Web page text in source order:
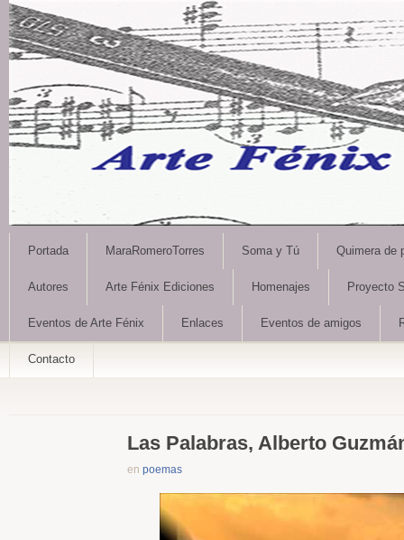
Portada MaraRomeroTorres Soma y Tú Quimera de
Autores Arte Fénix Ediciones Homenajes Proyecto
Eventos de Arte Fénix Enlaces Eventos de amigos
Contacto
Las Palabras, Alberto
en poemas